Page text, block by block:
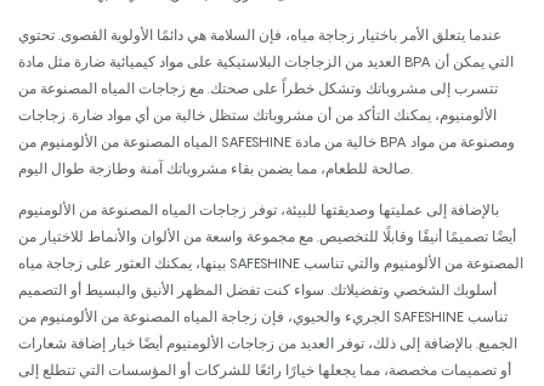
عندما يتعلق الأمر باختيار زجاجة مياه، فإن السلامة هي دائمًا الأولوية القصوى. تحتوي
العديد من الزجاجات البلاستيكية على مواد كيميائية ضارة مثل مادة BPA التي يمكن أن
تتسرب إلى مشروباتك وتشكل خطراً على صحتك. مع زجاجات المياه المصنوعة من
الألومنيوم، يمكنك التأكد من أن مشروباتك ستظل خالية من أي مواد ضارة. زجاجات
المياه المصنوعة من الألومنيوم من SAFESHINE خالية من مادة BPA ومصنوعة من مواد
صالحة للطعام، مما يضمن بقاء مشروباتك آمنة وطازجة طوال اليوم.
بالإضافة إلى عمليتها وصديقتها للبيئة، توفر زجاجات المياه المصنوعة من الألومنيوم
أيضًا تصميمًا أنيقًا وقابلًا للتخصيص. مع مجموعة واسعة من الألوان والأنماط للاختيار من
بينها، يمكنك العثور على زجاجة مياه SAFESHINE المصنوعة من الألومنيوم والتي تناسب
أسلوبك الشخصي وتفضيلاتك. سواء كنت تفضل المظهر الأنيق والبسيط أو التصميم
الجريء والحيوي، فإن زجاجة المياه المصنوعة من الألومنيوم من SAFESHINE تناسب
الجميع. بالإضافة إلى ذلك، توفر العديد من زجاجات الألومنيوم أيضًا خيار إضافة شعارات
أو تصميمات مخصصة، مما يجعلها خيارًا رائعًا للشركات أو المؤسسات التي تتطلع إلى